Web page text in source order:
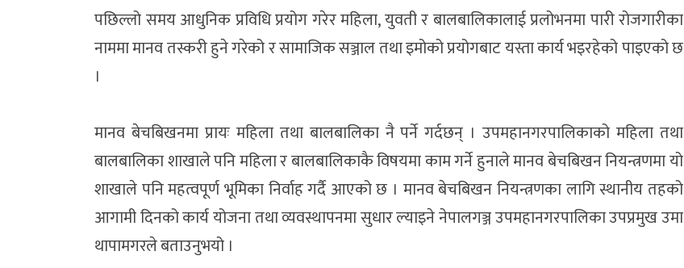
पछिल्लो समय आधुनिक प्रविधि प्रयोग गरेर महिला, युवती र बालबालिकालाई प्रलोभनमा पारी रोजगारीका
नाममा मानव तस्करी हुने गरेको र सामाजिक सञ्जाल तथा इमोको प्रयोगबाट यस्ता कार्य भइरहेको पाइएको छ
।
मानव बेचबिखनमा प्रायः महिला तथा बालबालिका नै पर्ने गर्दछन् । उपमहानगरपालिकाको महिला तथा
बालबालिका शाखाले पनि महिला र बालबालिकाकै विषयमा काम गर्ने हुनाले मानव बेचबिखन नियन्त्रणमा यो
शाखाले पनि महत्वपूर्ण भूमिका निर्वाह गर्दै आएको छ । मानव बेचबिखन नियन्त्रणका लागि स्थानीय तहको
आगामी दिनको कार्य योजना तथा व्यवस्थापनमा सुधार ल्याइने नेपालगञ्ज उपमहानगरपालिका उपप्रमुख उमा
थापामगरले बताउनुभयो ।